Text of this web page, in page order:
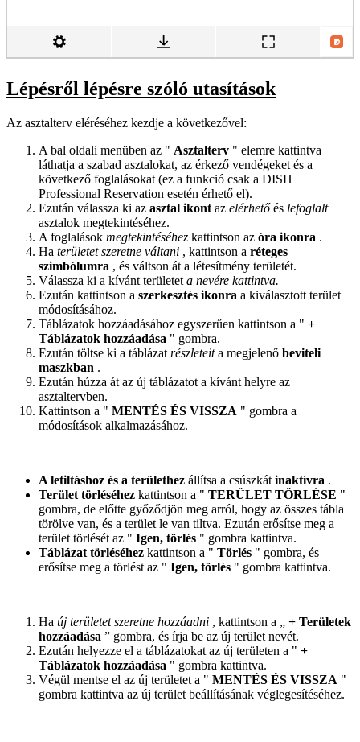
Lépésről lépésre szóló utasítások
Az asztalterv eléréséhez kezdje a következővel:
A bal oldali menüben az " Asztalterv " elemre kattintva
láthatja a szabad asztalokat, az érkező vendégeket és a
következő foglalásokat (ez a funkció csak a DISH
Professional Reservation esetén érhető el).
Ezután válassza ki az asztal ikont az elérhetőés lefoglalt
asztalok megtekintéséhez.
A foglalások megtekintéséhez kattintson az óra ikonra .
Ha területet szeretne váltani , kattintson a réteges
szimbólumra , és váltson át a létesítmény területét.
Válassza ki a kívánt területet a nevére kattintva.
Ezután kattintson a szerkesztés ikonra a kiválasztott terület
módosításához.
Táblázatok hozzáadásához egyszerűen kattintson a " +
Táblázatok hozzáadása " gombra.
Ezután töltse ki a táblázat részleteita megjelenő beviteli
maszkban .
Ezután húzza át az új táblázatot a kívánt helyre az
asztaltervben.
Kattintson a " MENTÉS ÉS VISSZA " gombra a
módosítások alkalmazásához.
A letiltáshoz és a területhez állítsa a csúszkát inaktívra .
Terület törléséhez kattintson a " TERÜLET TÖRLÉSE "
gombra, de előtte győződjön meg arról, hogy az összes tábla
törölve van, és a terület le van tiltva. Ezután erősítse meg a
terület törlését az " Igen, törlés " gombra kattintva.
Táblázat törléséhez kattintson a " Törlés " gombra, és
erősítse meg a törlést az " Igen, törlés " gombra kattintva.
Ha új területet szeretne hozzáadni , kattintson a „ + Területek
hozzáadása ” gombra, és írja be az új terület nevét.
Ezután helyezze el a táblázatokat az új területen a " +
Táblázatok hozzáadása " gombra kattintva.
Végül mentse el az új területet a " MENTÉS ÉS VISSZA "
gombra kattintva az új terület beállításának véglegesítéséhez.